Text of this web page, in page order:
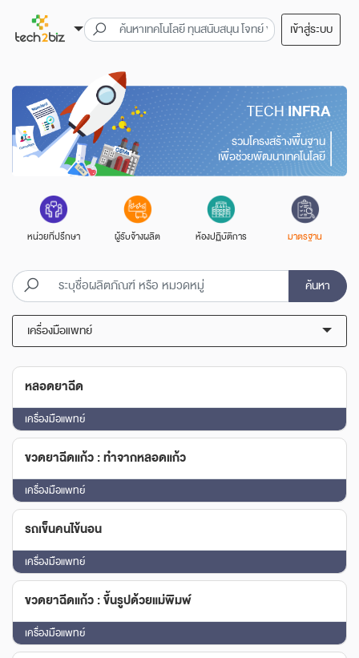
เข้าสู่ระบบ
TECHINFRA
รวมโครงสร้างพื้นฐาน
เพื่อช่วยพัฒนาเทคโนโลยี
หน่วยที่ปรึกษา ผู้รับจ้างผลิต ห้องปฏิบัติการ มาตรฐาน
ค้นหา
เครื่องมือแพทย์
หลอดยาฉีด
เครื่องมือแพทย์
ขวดยาฉีดแก้ว : ทำจากหลอดแก้ว
เครื่องมือแพทย์
รถเข็นคนไข้นอน
เครื่องมือแพทย์
ขวดยาฉีดแก้ว : ขึ้นรูปด้วยแม่พิมพ์
เครื่องมือแพทย์